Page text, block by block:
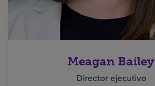
Meagan Bailey
Director ejecutivo